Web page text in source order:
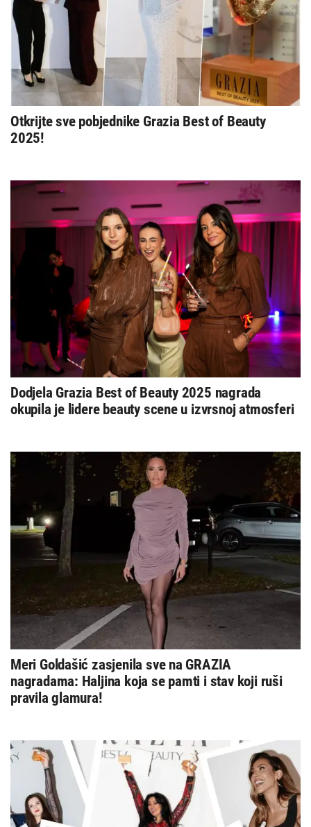
Otkrijte sve pobjednike Grazia Best of Beauty
2025!
Dodjela Grazia Best of Beauty 2025 nagrada
okupila je lidere beauty scene u izvrsnoj atmosferi
Meri Goldašić zasjenila sve na GRAZIA
nagradama: Haljina koja se pamti i stav koji ruši
pravila glamura!